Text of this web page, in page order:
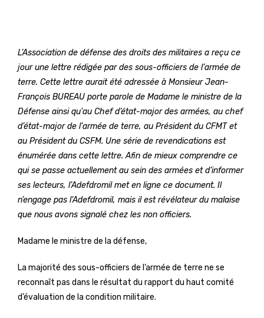
L’Association de défense des droits des militaires a reçu ce
jour une lettre rédigée par des sous-officiers de l’armée de
terre. Cette lettre aurait été adressée à Monsieur Jean-
François BUREAU porte parole de Madame le ministre de la
Défense ainsi qu’au Chef d’état-major des armées, au chef
d’état-major de l’armée de terre, au Président du CFMT et
au Président du CSFM. Une série de revendications est
énumérée dans cette lettre. Afin de mieux comprendre ce
qui se passe actuellement au sein des armées et d’informer
ses lecteurs, l’Adefdromil met en ligne ce document. Il
n’engage pas l’Adefdromil, mais il est révélateur du malaise
que nous avons signalé chez les non officiers.
Madame le ministre de la défense,
La majorité des sous-officiers de l’armée de terre ne se
reconnaît pas dans le résultat du rapport du haut comité
d’évaluation de la condition militaire.